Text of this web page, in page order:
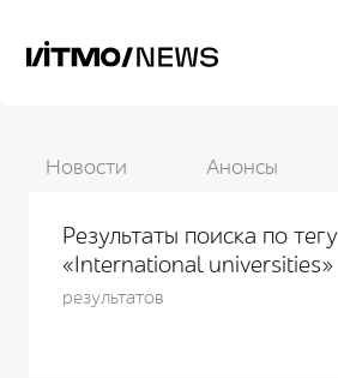
Новости Анонсы
Результаты поиска по тегу
«International universities»
результатов